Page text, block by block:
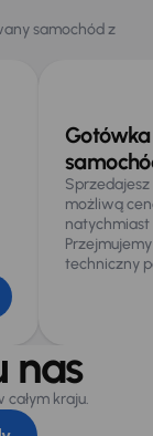
samochód z
możliwą
techniczny
nas
kraju.